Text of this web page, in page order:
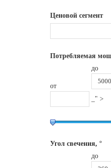
Ценовой сегмент
Потребляемая
от
до
_" >
Угол свечения, °
до